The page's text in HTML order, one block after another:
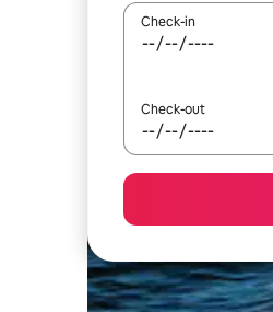
Check-in
Check-out